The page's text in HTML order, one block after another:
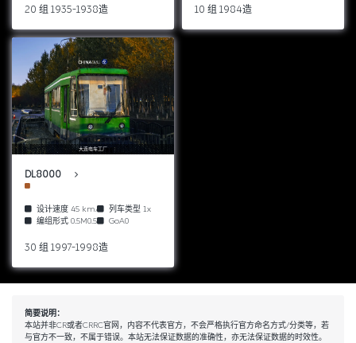
20 组 1935-1938造 10 组 1984造
大连电车工厂
DL8000
设计速度 45 km/h 列车类型 1x
编组形式 0.5M0.5T GoA0
30 组 1997-1998造
简要说明：
本站并非CR或者CRRC官网，内容不代表官方，不会严格执行官方命名方式/分类等，若
与官方不一致，不属于错误。本站无法保证数据的准确性，亦无法保证数据的时效性。